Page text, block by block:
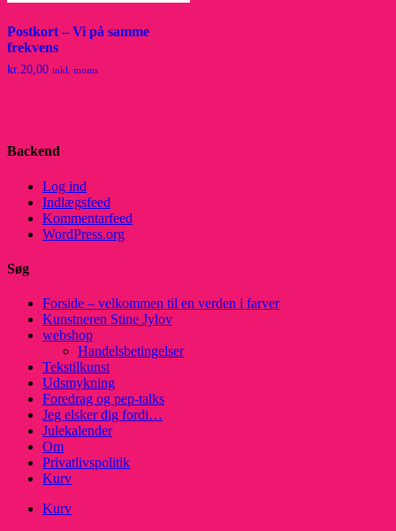
Postkort – Vi på samme
frekvens
kr. 20,00 inkl. moms
Backend
Log ind
Indlægsfeed
Kommentarfeed
WordPress.org
Søg
Forside – velkommen til en verden i farver
Kunstneren Stine Jylov
webshop
Handelsbetingelser
Tekstilkunst
Udsmykning
Foredrag og pep-talks
Jeg elsker dig fordi…
Julekalender
Om
Privatlivspolitik
Kurv
Kurv